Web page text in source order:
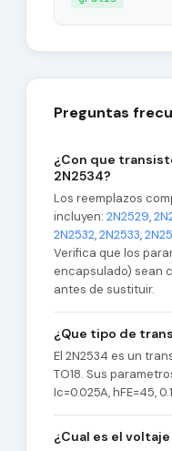
Preguntas
¿Con que
2N2534?
Los reemplazos
incluyen: 2N2529,
2N2532,2N2533,
Verifica que los
encapsulado) sean
antes de sustituir.
¿Que tipo de
El 2N2534 es un
TO18. Sus
Ic=0.025A, hFE=45,
¿Cual es el